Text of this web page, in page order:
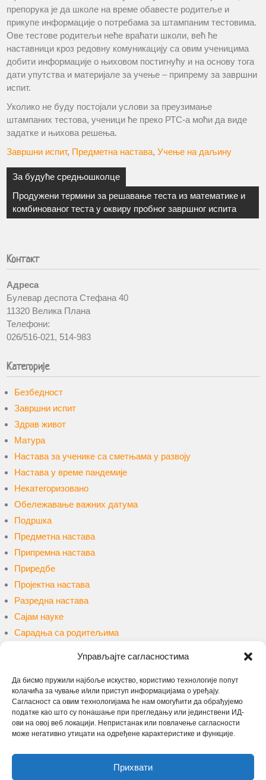
Управљајте сагласностима
Да бисмо пружили најбоље искуство, користимо технологије попут
колачића за чување и/или приступ информацијама о уређају.
Сагласност са овим технологијама ће нам омогућити да обрађујемо
податке као што су понашање при прегледању или јединствени ИД-
ови на овој веб локацији. Непристанак или повлачење сагласности
може негативно утицати на одређене карактеристике и функције.
Прихвати
препорука је да школе на време обавесте родитеље и
прикупе информације о потребама за штампаним тестовима.
Ове тестове родитељи неће враћати школи, већ ће
наставници кроз редовну комуникацију са овим ученицима
добити информације о њиховом постигнућу и на основу тога
дати упутства и материјале за учење – припрему за завршни
испит.
Уколико не буду постојали услови за преузимање
штампаних тестова, ученици ће преко РТС-а моћи да виде
задатке и њихова решења.
Завршни испит, Предметна настава,Учење на даљину
За будуће средњошколце
Продужени термини за решавање теста из математике и
комбинованог теста у оквиру пробног завршног испита
Контакт
Адреса
Булевар деспота Стефана 40
11320 Велика Плана
Телефони:
026/516-021, 514-983
Категорије
Безбедност
Завршни испит
Здрав живот
Матура
Настава за ученике са сметњама у развоју
Настава у време пандемије
Некатегоризовано
Обележавање важних датума
Подршка
Предметна настава
Припремна настава
Приредбе
Пројектна настава
Разредна настава
Сајам науке
Сарадња са родитељима
Такмичења и конкурси
Уџбеници и наставна средства
Упис
Учење на даљину